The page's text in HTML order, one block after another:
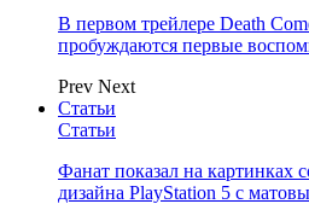
В первом трейлере Death
пробуждаются первые
Prev Next
Статьи
Статьи
Фанат показал на картинках
дизайна PlayStation 5 с